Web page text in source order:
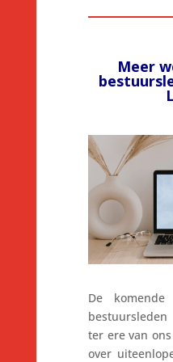
Meer
De
ter ere van
over